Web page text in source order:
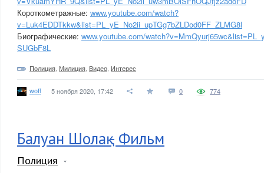
Короткометражные: www.youtube.com/watch?
v=Luk4EDDTkkw&list=PL_yE_No2ii_upTGg7bZLDod0FF_ZLMG8l
Биографические: www.youtube.com/
SUGbF8L
Полиция Милиция Видео Интерес
woff 5 ноября 2020, 17:42 0 774
Балуан Шолақ - Фильм
Полиция